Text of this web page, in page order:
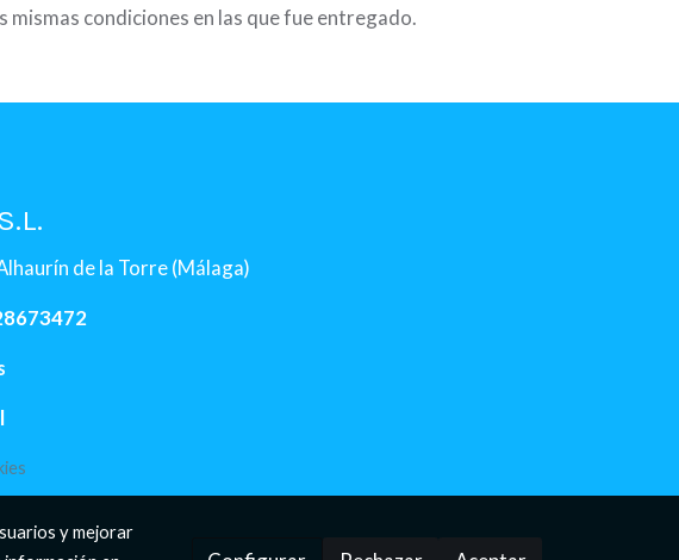
condiciones en las que fue entregado.
de la Torre (Málaga)
y mejorar